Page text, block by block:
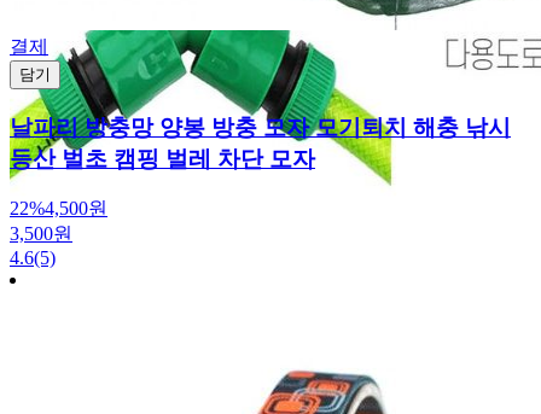
결제
담기
날파리 방충망 양봉 방충 모자 모기퇴치 해충 낚시
등산 벌초 캠핑 벌레 차단 모자
22%4,500원
3,500원
4.6(5)